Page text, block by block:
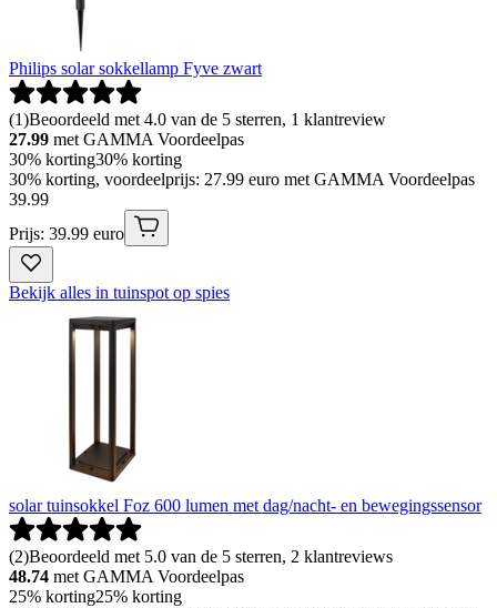
Philips solar sokkellamp Fyve zwart
(1)Beoordeeld met 4.0 van de 5 sterren, 1 klantreview
27.99 met GAMMA Voordeelpas
30% korting30% korting
30% korting, voordeelprijs: 27.99 euro met GAMMA Voordeelpas
39.99
Prijs: 39.99 euro
Bekijk alles in tuinspot op spies
solar tuinsokkel Foz 600 lumen met dag/nacht- en bewegingssensor
(2)Beoordeeld met 5.0 van de 5 sterren, 2 klantreviews
48.74 met GAMMA Voordeelpas
25% korting25% korting